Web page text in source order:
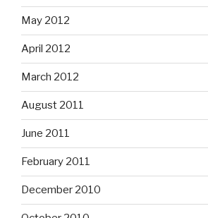
May 2012
April 2012
March 2012
August 2011
June 2011
February 2011
December 2010